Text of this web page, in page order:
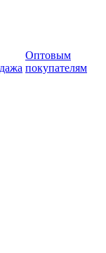
Оптовым
покупателям